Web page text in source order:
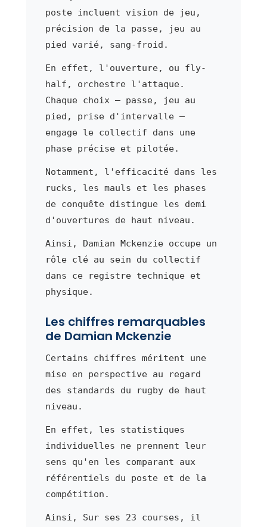
poste incluent vision de jeu,
précision de la passe, jeu au
pied varié, sang-froid.
En effet, l'ouverture, ou fly-
half, orchestre l'attaque.
Chaque choix — passe, jeu au
pied, prise d'intervalle —
engage le collectif dans une
phase précise et pilotée.
Notamment, l'efficacité dans les
rucks, les mauls et les phases
de conquête distingue les demi
d'ouvertures de haut niveau.
Ainsi, Damian Mckenzie occupe un
rôle clé au sein du collectif
dans ce registre technique et
physique.
Les chiffres remarquables
de Damian Mckenzie
Certains chiffres méritent une
mise en perspective au regard
des standards du rugby de haut
niveau.
En effet, les statistiques
individuelles ne prennent leur
sens qu'en les comparant aux
référentiels du poste et de la
compétition.
Ainsi, Sur ses 23 courses, il